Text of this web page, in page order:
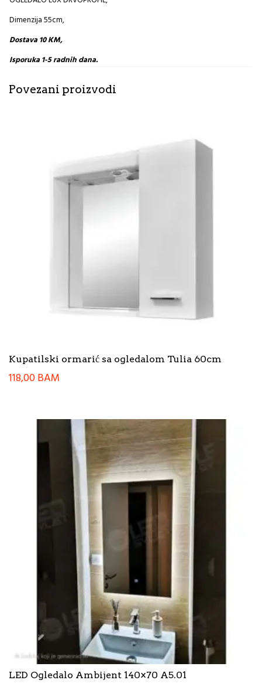
Dimenzija 55cm,
Dostava 10 KM,
Isporuka 1-5 radnih dana.
Povezani proizvodi
Kupatilski ormarić sa ogledalom Tulia 60cm
118,00BAM
LED Ogledalo Ambijent 140×70 A5.01